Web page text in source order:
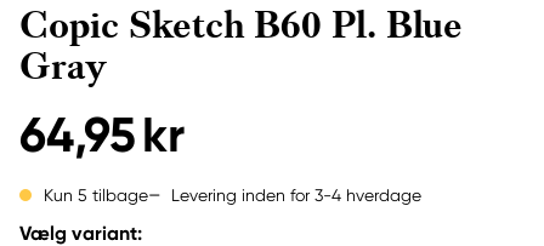
Copic Sketch B60 Pl. Blue
Gray
64,95 kr
Kun 5 tilbage Levering inden for 3-4 hverdage
Vælg variant: